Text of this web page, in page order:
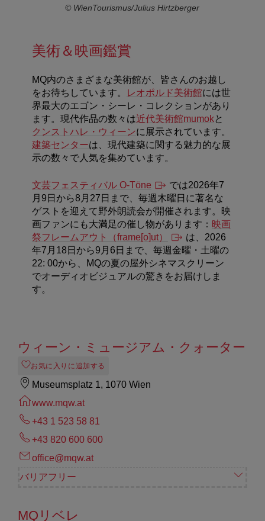
© WienTourismus/Julius Hirtzberger
美術＆映画鑑賞
MQ内のさまざまな美術館が、皆さんのお越し
をお待ちしています。
レオポルド美術館には世
界最大のエゴン・シーレ・コレクションがあり
ます。現代作品の数々は近代美術館mumokと
クンストハレ・ウィーンに展示されています。
建築センターは、現代建築に関する魅力的な展
示の数々で人気を集めています。
文芸フェスティバル O-Töne では2026年7
月 9 日から8 月 27 日まで、毎週木曜日に著名な
ゲストを迎えて野外朗読会が開催されます。映
画ファンにも大満足の催し物があります： 映画
祭フレームアウト（frame[o]ut） は、 2026
年7 月 18 日から9 月 6 日まで、毎週金曜・土曜の
22: 00から、 MQの夏の屋外シネマスクリーン
でオーディオビジュアルの驚きをお届けしま
す。
ウィーン・ミュージアム・クォーター
お気に入りに追加する
Museumsplatz 1, 1070 Wien
www.mqw.at
+43 1 523 58 81
+43 820 600 600
office@mqw.at
バリアフリー
MQリベレ